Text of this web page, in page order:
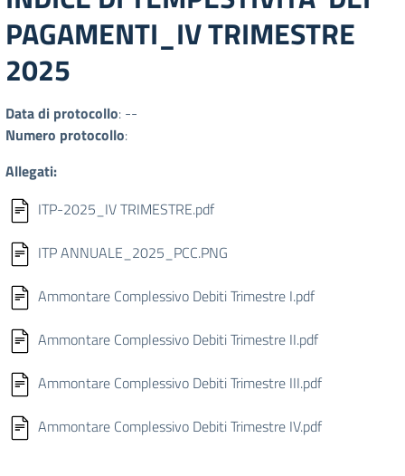
PAGAMENTI_IV TRIMESTRE
2025
Data di protocollo: --
Numero protocollo:
Allegati:
ITP-2025_IV TRIMESTRE.pdf
ITP ANNUALE_2025_PCC.PNG
Ammontare Complessivo Debiti Trimestre I.pdf
Ammontare Complessivo Debiti Trimestre II.pdf
Ammontare Complessivo Debiti Trimestre III.pdf
Ammontare Complessivo Debiti Trimestre IV.pdf